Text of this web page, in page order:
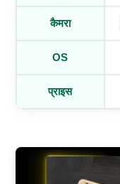
कैमरा
OS
प्राइस